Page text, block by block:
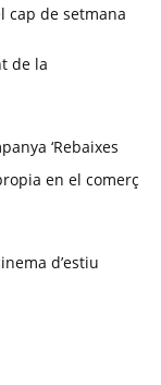
cap de setmana
de la
‘Rebaixes
en el comerç
d’estiu